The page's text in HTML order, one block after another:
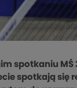
spotkaniu
spotkają